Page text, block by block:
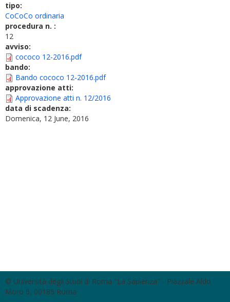
tipo:
CoCoCo ordinaria
procedura n. :
12
avviso:
cococo 12-2016.pdf
bando:
Bando cococo 12-2016.pdf
approvazione atti:
Approvazione atti n. 12/2016
data di scadenza:
Domenica, 12 June, 2016
© Università degli Studi di Roma "La Sapienza" - Piazzale Aldo
Moro 5, 00185 Roma